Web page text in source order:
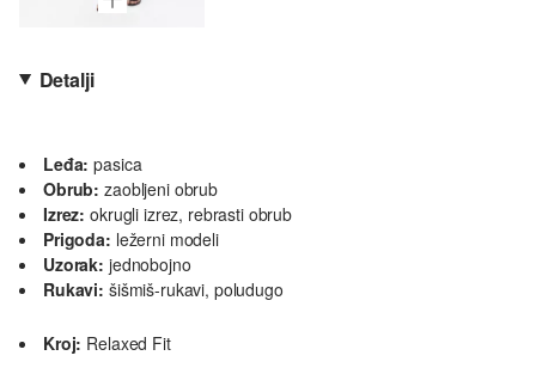
Detalji
Leđa: pasica
Obrub: zaobljeni obrub
Izrez: okrugli izrez, rebrasti obrub
Prigoda: ležerni modeli
Uzorak: jednobojno
Rukavi: šišmiš-rukavi, poludugo
Kroj: Relaxed Fit